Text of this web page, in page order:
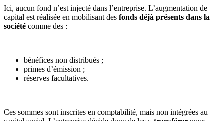
Ici, aucun fond n’est injecté dans l’entreprise. L’augmentation de
capital est réalisée en mobilisant des fonds déjà présents dans la
société comme des :
bénéfices non distribués ;
primes d’émission ;
réserves facultatives.
Ces sommes sont inscrites en comptabilité, mais non intégrées au